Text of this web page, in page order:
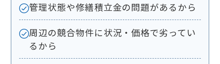
管理状態や修繕積立金の問題があるから
周辺の競合物件に状況・価格で劣ってい
るから